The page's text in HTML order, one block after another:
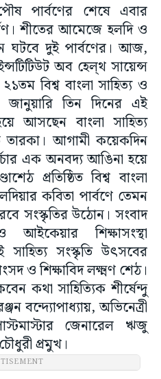
পার্বণের শেষে এবার
শীতের আমেজে হলদি ও
ঘটবে দুই পার্বণের। আজ,
অব হেল্থ সায়েন্স
বিশ্ব বাংলা সাহিত্য ও
তিন দিনের এই
আসছেন বাংলা সাহিত্য
আগামী কয়েকদিন
এক অনবদ্য আঙিনা হয়ে
প্রতিষ্ঠিত বিশ্ব বাংলা
কবিতা পার্বণে তেমন
সংস্কৃতির উঠোন। সংবাদ
শিক্ষাসংস্থা
সংস্কৃতি উৎসবের
ও শিক্ষাবিদ লক্ষ্মণ শেঠ।
কথা সাহিত্যিক শীর্ষেন্দু
বন্দ্যোপাধ্যায়, অভিনেত্রী
জেনারেল ঋজু
প্রমুখ।